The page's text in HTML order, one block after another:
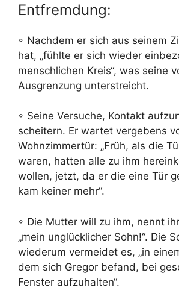
Entfremdung:
◦ Nachdem er sich aus seinem
hat, „fühlte er sich wieder
menschlichen Kreis“, was seine
Ausgrenzung unterstreicht.
◦ Seine Versuche, Kontakt
scheitern. Er wartet vergebens
Wohnzimmertür: „Früh, als die
waren, hatten alle zu ihm
wollen, jetzt, da er die eine Tür
kam keiner mehr“.
◦ Die Mutter will zu ihm, nennt
„mein unglücklicher Sohn!“. Die
wiederum vermeidet es, „in
dem sich Gregor befand, bei
Fenster aufzuhalten“.